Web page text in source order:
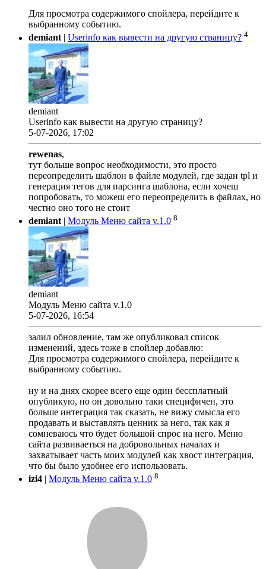
Для просмотра содержимого спойлера, перейдите к
выбранному событию.
demiant| Userinfo как вывести на другую страницу? 4
demiant
Userinfo как вывести на другую страницу?
5-07-2026, 17:02
rewenas,
тут больше вопрос необходимости, это просто
переопределить шаблон в файле модулей, где задан tpl и
генерация тегов для парсинга шаблона, если хочеш
попробовать, то можеш его переопределить в файлах, но
честно оно того не стоит
demiant | Модуль Меню сайта v.1.0 8
demiant
Модуль Меню сайта v.1.0
5-07-2026, 16:54
залил обновление, там же опубликовал список
изменений, здесь тоже в спойлер добавлю:
Для просмотра содержимого спойлера, перейдите к
выбранному событию.
ну и на днях скорее всего еще один бессплатный
опубликую, но он довольно таки специфичен, это
больше интеграция так сказать, не вижу смысла его
продавать и выставлять ценник за него, так как я
сомневаюсь что будет большой спрос на него. Меню
сайта развиваеться на добровольных началах и
захватывает часть моих модулей как хвост интеграция,
что бы было удобнее его использовать.
izi4 | Модуль Меню сайта v.1.0 8